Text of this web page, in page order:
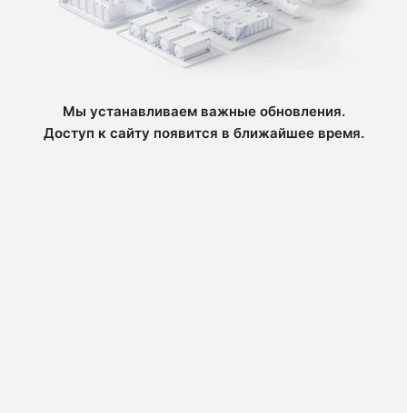
Мы устанавливаем важные обновления.
Доступ к сайту появится в ближайшее время.